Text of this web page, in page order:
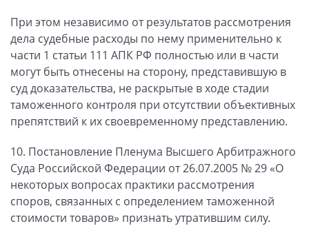
При этом независимо от результатов рассмотрения
дела судебные расходы по нему применительно к
части 1 статьи 111 АПК РФ полностью или в части
могут быть отнесены на сторону, представившую в
суд доказательства, не раскрытые в ходе стадии
таможенного контроля при отсутствии объективных
препятствий к их своевременному представлению.
10. Постановление Пленума Высшего Арбитражного
Суда Российской Федерации от 26.07.2005 № 29 «О
некоторых вопросах практики рассмотрения
споров, связанных с определением таможенной
стоимости товаров» признать утратившим силу.